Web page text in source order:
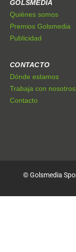
GOLSMEDIA
Quiénes somos
Premios Golsmedia
Publicidad
CONTACTO
Dónde estamos
Trabaja con nosotros
Contacto
© Golsmedia